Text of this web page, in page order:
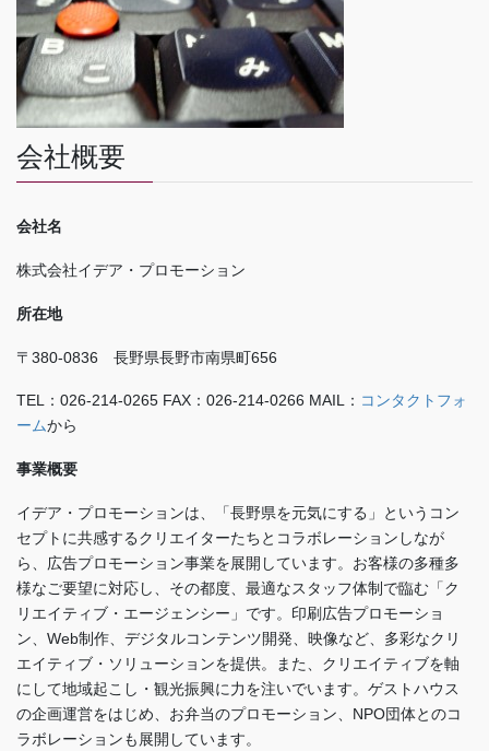
会社概要
会社名
株式会社イデア・プロモーション
所在地
〒380-0836 長野県長野市南県町656
TEL：026-214-0265 FAX：026-214-0266 MAIL： コンタクトフォ
ームから
事業概要
イデア・プロモーションは、「長野県を元気にする」というコン
セプトに共感するクリエイターたちとコラボレーションしなが
ら、広告プロモーション事業を展開しています。お客様の多種多
様なご要望に対応し、その都度、最適なスタッフ体制で臨む「ク
リエイティブ・エージェンシー」です。印刷広告プロモーショ
ン、Web制作、デジタルコンテンツ開発、映像など、多彩なクリ
エイティブ・ソリューションを提供。また、クリエイティブを軸
にして地域起こし・観光振興に力を注いでいます。ゲストハウス
の企画運営をはじめ、お弁当のプロモーション、NPO団体とのコ
ラボレーションも展開しています。